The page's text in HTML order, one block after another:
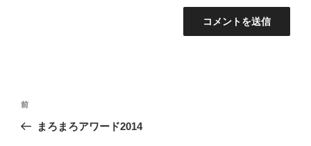
投
前
の
前
まろまろアワード2014